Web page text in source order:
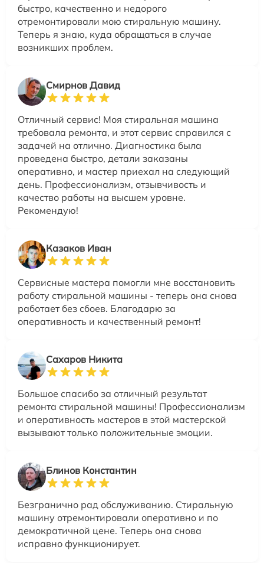
быстро, качественно и недорого
отремонтировали мою стиральную машину.
Теперь я знаю, куда обращаться в случае
возникших проблем.
Смирнов Давид
Отличный сервис! Моя стиральная машина
требовала ремонта, и этот сервис справился с
задачей на отлично. Диагностика была
проведена быстро, детали заказаны
оперативно, и мастер приехал на следующий
день. Профессионализм, отзывчивость и
качество работы на высшем уровне.
Рекомендую!
Казаков Иван
Сервисные мастера помогли мне восстановить
работу стиральной машины - теперь она снова
работает без сбоев. Благодарю за
оперативность и качественный ремонт!
Сахаров Никита
Большое спасибо за отличный результат
ремонта стиральной машины! Профессионализм
и оперативность мастеров в этой мастерской
вызывают только положительные эмоции.
Блинов Константин
Безгранично рад обслуживанию. Стиральную
машину отремонтировали оперативно и по
демократичной цене. Теперь она снова
исправно функционирует.